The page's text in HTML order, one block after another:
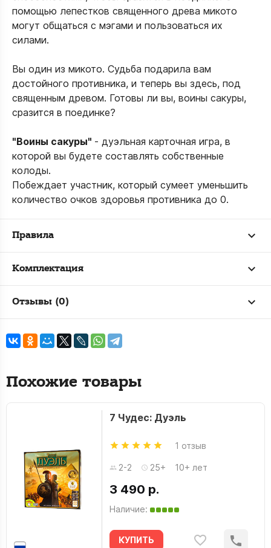
помощью лепестков священного древа микото
могут общаться с мэгами и пользоваться их
силами.
Вы один из микото. Судьба подарила вам
достойного противника, и теперь вы здесь, под
священным древом. Готовы ли вы, воины сакуры,
сразится в поединке?
"Воины сакуры" - дуэльная карточная игра, в
которой вы будете составлять собственные
колоды.
Побеждает участник, который сумеет уменьшить
количество очков здоровья противника до 0.
Правила
Комплектация
Отзывы (0)
Похожие товары
7 Чудес: Дуэль
1 отзыв
2-2 25+ 10+ лет
3 490 р.
Наличие:
КУПИТЬ